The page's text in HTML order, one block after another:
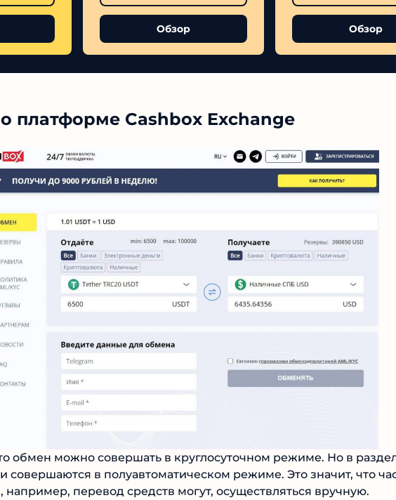
Обзор Обзор
платформе Cashbox Exchange
обмен можно совершать в круглосуточном режиме. Но в
совершаются в полуавтоматическом режиме. Это значит, что
перевод средств могут, осуществляться вручную.